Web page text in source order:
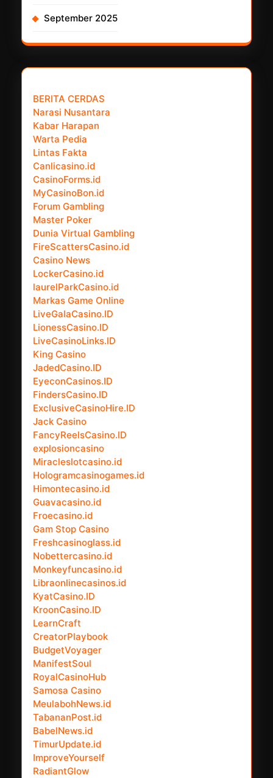
September 2025
BERITA CERDAS
Narasi Nusantara
Kabar Harapan
Warta Pedia
Lintas Fakta
Canlicasino.id
CasinoForms.id
MyCasinoBon.id
Forum Gambling
Master Poker
Dunia Virtual Gambling
FireScattersCasino.id
Casino News
LockerCasino.id
laurelParkCasino.id
Markas Game Online
LiveGalaCasino.ID
LionessCasino.ID
LiveCasinoLinks.ID
King Casino
JadedCasino.ID
EyeconCasinos.ID
FindersCasino.ID
ExclusiveCasinoHire.ID
Jack Casino
FancyReelsCasino.ID
explosioncasino
Miracleslotcasino.id
Hologramcasinogames.id
Himontecasino.id
Guavacasino.id
Froecasino.id
Gam Stop Casino
Freshcasinoglass.id
Nobettercasino.id
Monkeyfuncasino.id
Libraonlinecasinos.id
KyatCasino.ID
KroonCasino.ID
LearnCraft
CreatorPlaybook
BudgetVoyager
ManifestSoul
RoyalCasinoHub
Samosa Casino
MeulabohNews.id
TabananPost.id
BabelNews.id
TimurUpdate.id
ImproveYourself
RadiantGlow